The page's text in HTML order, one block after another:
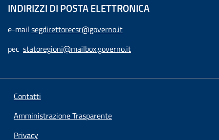
INDIRIZZI DI POSTA ELETTRONICA
e-mail segdirettorecsr@governo.it
pec statoregioni@mailbox.governo.it
Contatti
Amministrazione Trasparente
Privacy